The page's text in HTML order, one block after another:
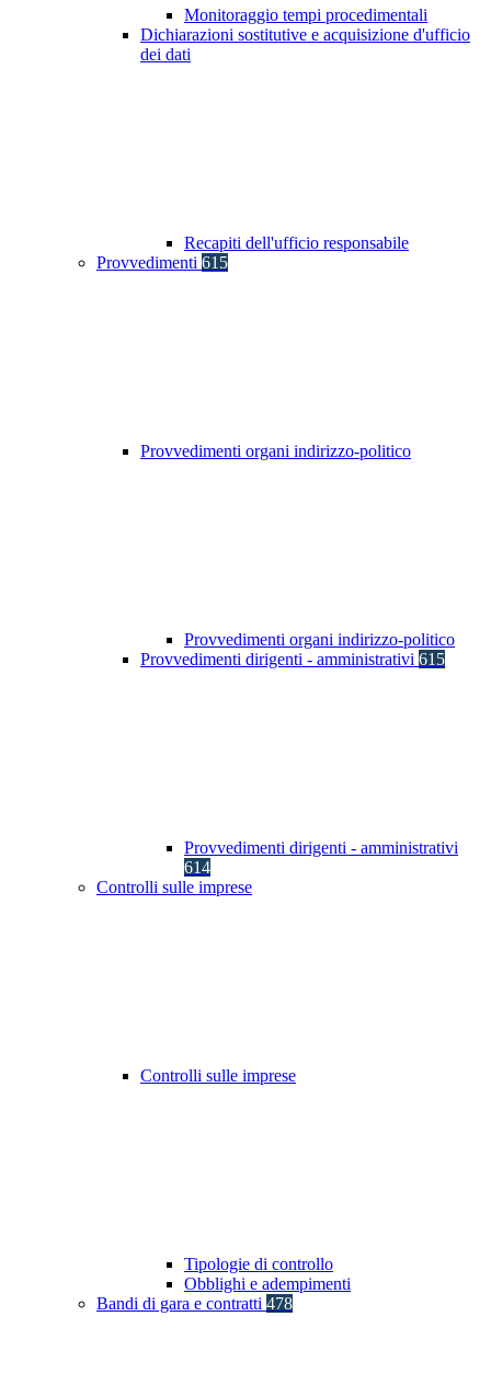
Monitoraggio tempi procedimentali
Dichiarazioni sostitutive e acquisizione d'ufficio
dei dati
Recapiti dell'ufficio responsabile
Provvedimenti 615
Provvedimenti organi indirizzo-politico
Provvedimenti organi indirizzo-politico
Provvedimenti dirigenti - amministrativi 615
Provvedimenti dirigenti - amministrativi
614
Controlli sulle imprese
Controlli sulle imprese
Tipologie di controllo
Obblighi e adempimenti
Bandi di gara e contratti 478